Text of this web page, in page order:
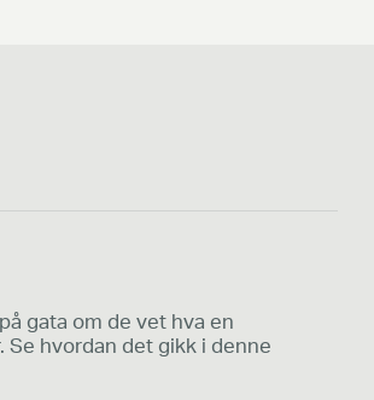
gata om de vet hva en
Se hvordan det gikk i denne